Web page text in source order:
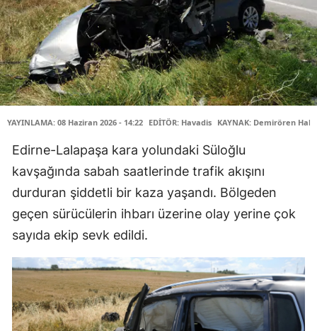
YAYINLAMA: 08 Haziran 2026 - 14:22 EDİTÖR: Havadis KAYNAK: Demirören
Edirne-Lalapaşa kara yolundaki Süloğlu
kavşağında sabah saatlerinde trafik akışını
durduran şiddetli bir kaza yaşandı. Bölgeden
geçen sürücülerin ihbarı üzerine olay yerine çok
sayıda ekip sevk edildi.